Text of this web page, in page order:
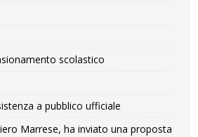
scolastico
a pubblico ufficiale
Marrese, ha inviato una proposta